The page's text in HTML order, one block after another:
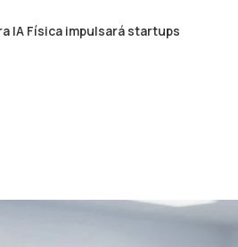
IA Física impulsará startups